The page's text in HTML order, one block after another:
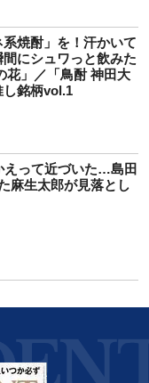
焼酎」を！汗かいて
にシュワっと飲みた
花」／「鳥酎 神田大
し銘柄vol.1
えって近づいた…島田
麻生太郎が見落とし